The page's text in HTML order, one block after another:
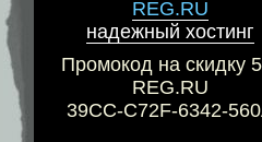
REG.RU
надежный хостинг
Промокод на скидку
REG.RU
39CC-C72F-6342-